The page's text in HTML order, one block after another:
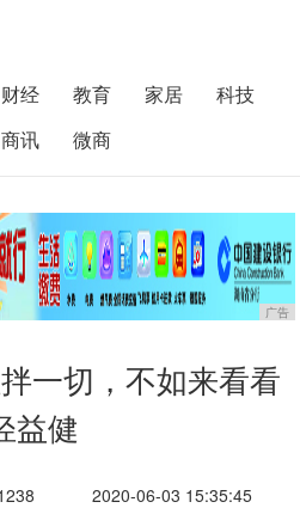
财经 教育 家居
科技
商讯 微商
广告
一切，不如来看看
益健
2020-06-03 15:35:45